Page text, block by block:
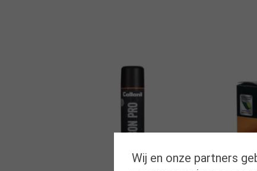
Wij en onze partners